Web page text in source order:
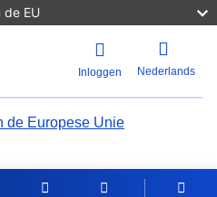
de EU
Inloggen Nederlands
de Europese Unie